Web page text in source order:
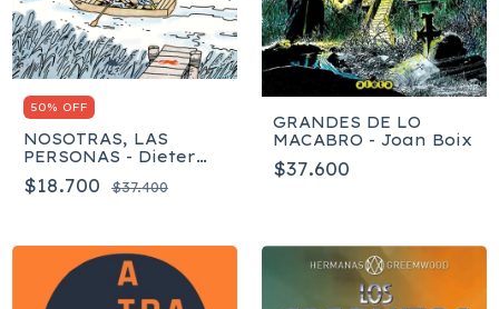
50% OFF
NOSOTRAS, LAS
PERSONAS - Dieter
Böge
$18.700 $37.400
GRANDES DE LO
MACABRO - Joan Boix
$37.600